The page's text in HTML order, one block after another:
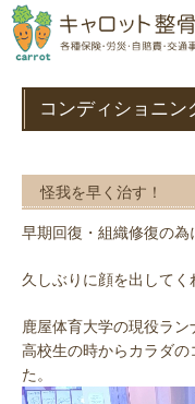
コンディショニン
怪我を早く治す！
早期回復・組織修復の為
久しぶりに顔を出してく
鹿屋体育大学の現役ラン
高校生の時からカラダ
た。